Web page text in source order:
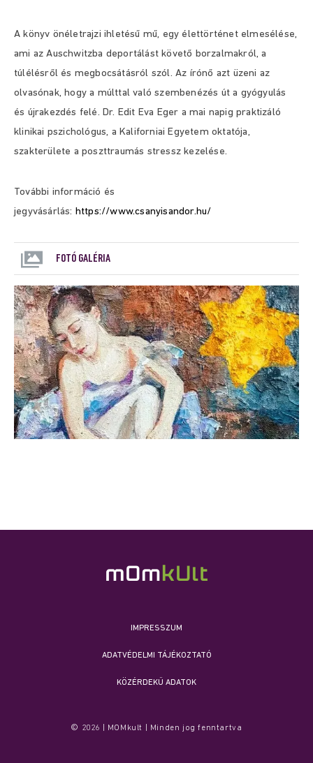
A könyv önéletrajzi ihletésű mű, egy élettörténet elmesélése,
ami az Auschwitzba deportálást követő borzalmakról, a
túlélésről és megbocsátásról szól. Az írónő azt üzeni az
olvasónak, hogy a múlttal való szembenézés út a gyógyulás
és újrakezdés felé. Dr. Edit Eva Eger a mai napig praktizáló
klinikai pszichológus, a Kaliforniai Egyetem oktatója,
szakterülete a poszttraumás stressz kezelése.
További információ és
jegyvásárlás: https://www.csanyisandor.hu/
FOTÓ GALÉRIA
IMPRESSZUM
ADATVÉDELMI TÁJÉKOZTATÓ
KÖZÉRDEKŰ ADATOK
© 2026 | MOMkult | Minden jog fenntartva